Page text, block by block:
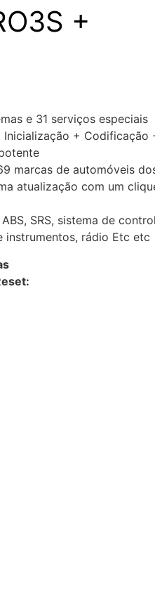
+
e 31 serviços especiais
+ Codificação
marcas de automóveis
atualização com um
SRS, sistema de
instrumentos, rádio Etc etc